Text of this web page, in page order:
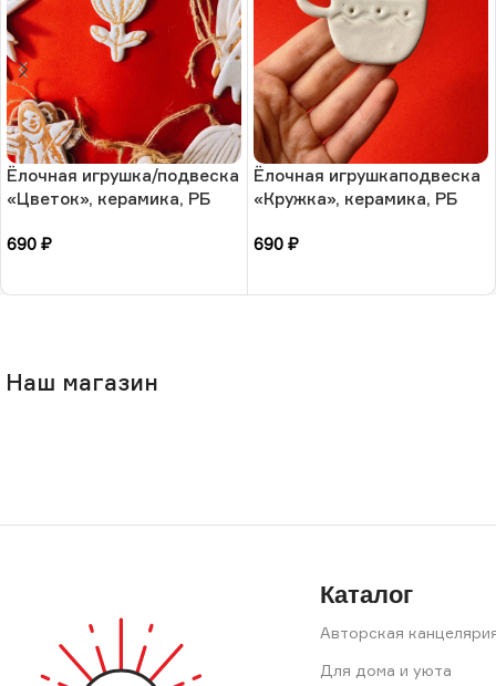
Ёлочная игрушка/подвеска
«Цветок», керамика, РБ
690 ₽
Ёлочная игрушкаподвеска
«Кружка», керамика, РБ
690 ₽
Наш магазин
Каталог
Авторская
Для дома и уюта